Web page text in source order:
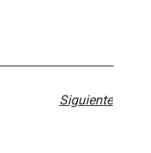
Siguiente